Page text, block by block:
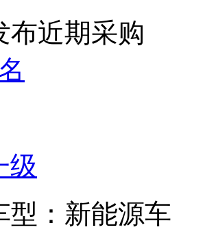
布近期采购
级
： 新能源车